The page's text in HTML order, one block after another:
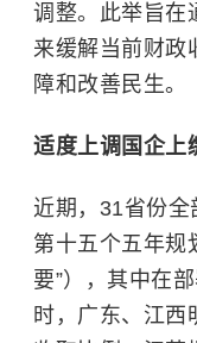
调整。此举旨在
来缓解当前财政
障和改善民生。
适度上调国企上
近期，31省份
第十五个五年规
要”），其中在
时，广东、江西